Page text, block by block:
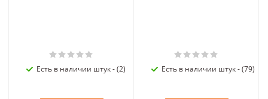
Есть в наличии штук - (2) Есть в наличии штук - (79)